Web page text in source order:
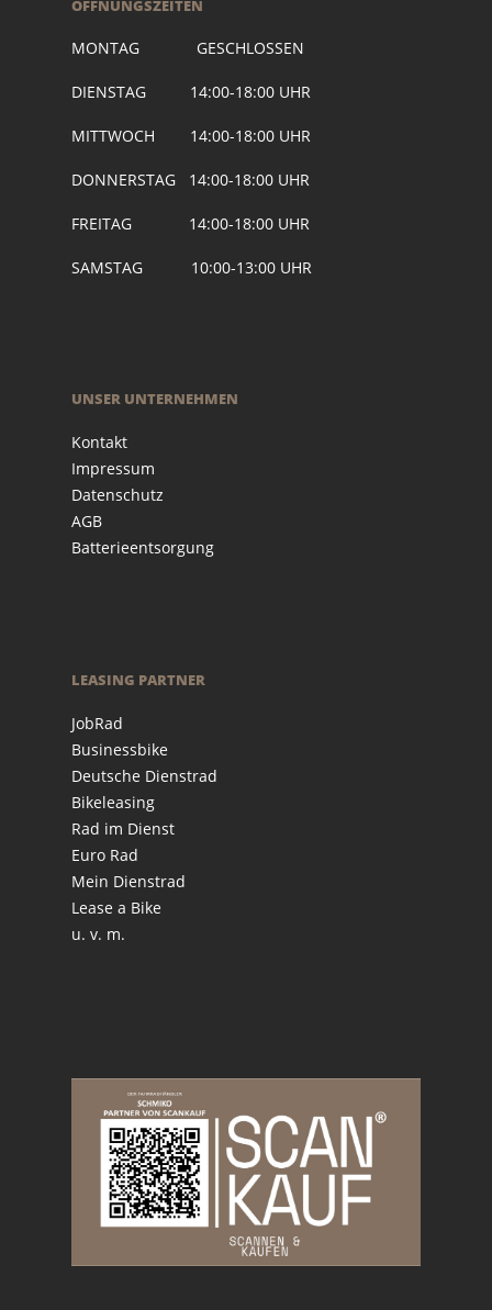
ÖFFNUNGSZEITEN
MONTAG GESCHLOSSEN
DIENSTAG 14:00-18:00 UHR
MITTWOCH 14:00-18:00 UHR
DONNERSTAG 14:00-18:00 UHR
FREITAG 14:00-18:00 UHR
SAMSTAG 10:00-13:00 UHR
UNSER UNTERNEHMEN
Kontakt
Impressum
Datenschutz
AGB
Batterieentsorgung
LEASING PARTNER
JobRad
Businessbike
Deutsche Dienstrad
Bikeleasing
Rad im Dienst
Euro Rad
Mein Dienstrad
Lease a Bike
u. v. m.